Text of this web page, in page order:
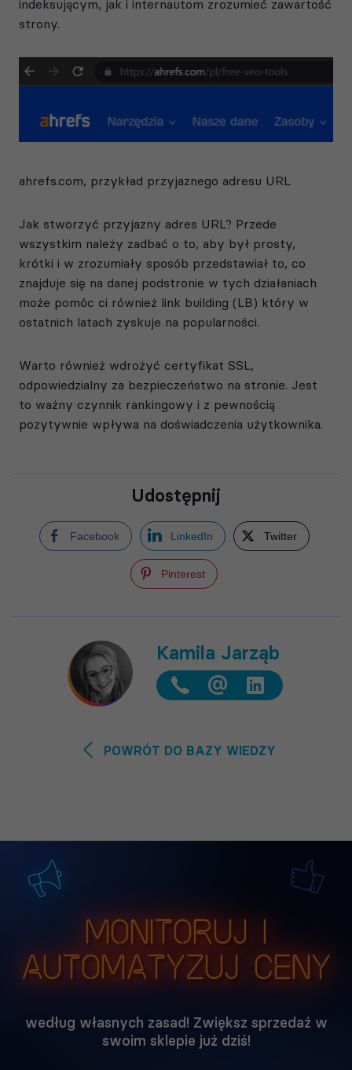
indeksującym, jak i internautom zrozumieć zawartość
strony.
ahrefs.com, przykład przyjaznego adresu URL
Jak stworzyć przyjazny adres URL? Przede
wszystkim należy zadbać o to, aby był prosty,
krótki i w zrozumiały sposób przedstawiał to, co
znajduje się na danej podstronie w tych działaniach
może pomóc ci również link building (LB) który w
ostatnich latach zyskuje na popularności.
Warto również wdrożyć certyfikat SSL,
odpowiedzialny za bezpieczeństwo na stronie. Jest
to ważny czynnik rankingowy i z pewnością
pozytywnie wpływa na doświadczenia użytkownika.
Udostępnij
Facebook LinkedIn Twitter
Pinterest
Kamila Jarząb
@
POWRÓT DO BAZY WIEDZY
Monitoruj i
automatyzuj ceny
według własnych zasad! Zwiększ sprzedaż w
swoim sklepie już dziś!